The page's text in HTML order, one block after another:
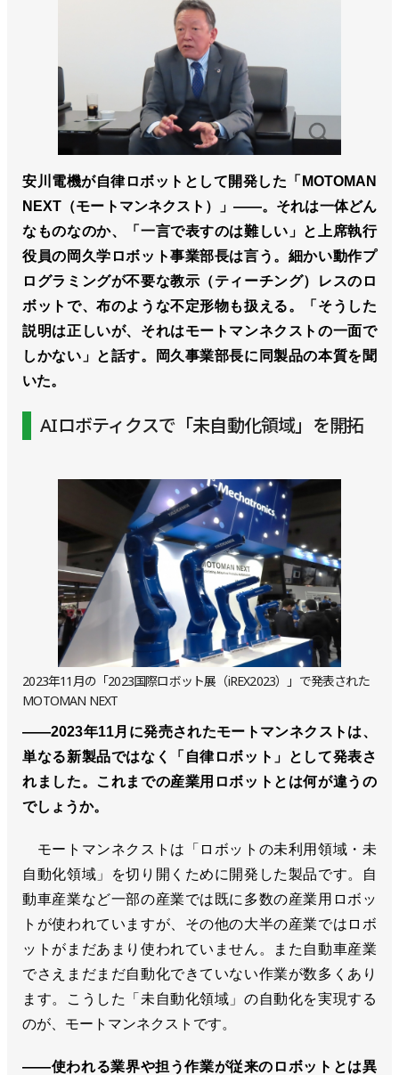
安川電機が自律ロボットとして開発した「MOTOMAN
NEXT（モートマンネクスト）」――。それは一体どん
なものなのか、「一言で表すのは難しい」と上席執行
役員の岡久学ロボット事業部長は言う。細かい動作プ
ログラミングが不要な教示（ティーチング）レスのロ
ボットで、布のような不定形物も扱える。「そうした
説明は正しいが、それはモートマンネクストの一面で
しかない」と話す。岡久事業部長に同製品の本質を聞
いた。
AIロボティクスで「未自動化領域」を開拓
2023年11月の「2023国際ロボット展（iREX2023）」で発表された
MOTOMAN NEXT
――2023年11月に発売されたモートマンネクストは、
単なる新製品ではなく「自律ロボット」として発表さ
れました。これまでの産業用ロボットとは何が違うの
でしょうか。
モートマンネクストは「ロボットの未利用領域・未
自動化領域」を切り開くために開発した製品です。自
動車産業など一部の産業では既に多数の産業用ロボッ
トが使われていますが、その他の大半の産業ではロボ
ットがまだあまり使われていません。また自動車産業
でさえまだまだ自動化できていない作業が数多くあり
ます。こうした「未自動化領域」の自動化を実現する
のが、モートマンネクストです。
――使われる業界や担う作業が従来のロボットとは異